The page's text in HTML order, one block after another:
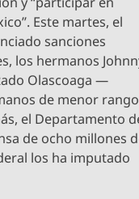
Este martes, el
sanciones
los hermanos
Olascoaga —
de menor rango
el Departamento
de ocho millones
los ha imputado